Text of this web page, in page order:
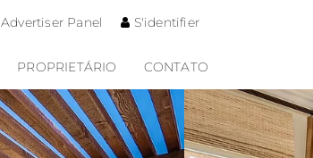
Advertiser Panel S'identifier
PROPRIETÁRIO CONTATO